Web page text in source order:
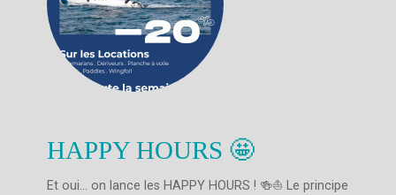
HAPPY HOURS 🤩
Et oui… on lance les HAPPY HOURS ! 🍻⛵️ Le principe